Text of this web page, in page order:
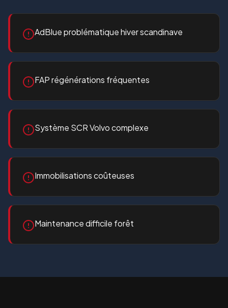
AdBlue problématique hiver scandinave
FAP régénérations fréquentes
Système SCR Volvo complexe
Immobilisations coûteuses
Maintenance difficile forêt